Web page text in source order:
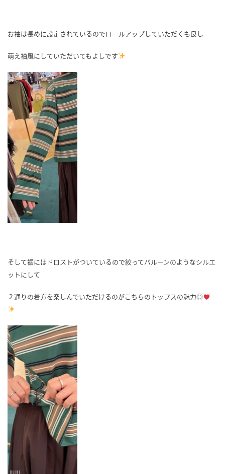
お袖は長めに設定されているのでロールアップしていただくも良し
萌え袖風にしていただいてもよしです
そして裾にはドロストがついているので絞ってバルーンのようなシルエ
ットにして
２通りの着方を楽しんでいただけるのがこちらのトップスの魅力◎